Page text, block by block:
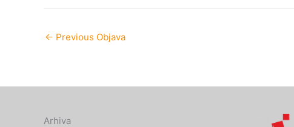
← Previous Objava
Arhiva